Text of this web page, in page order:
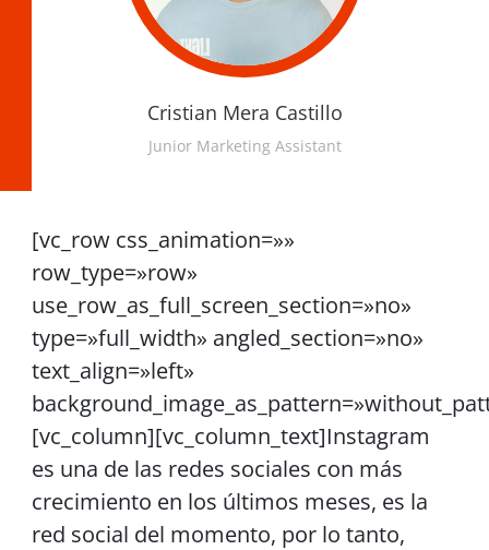
Cristian Mera Castillo
Junior Marketing Assistant
[vc_row css_animation=»»
row_type=»row»
use_row_as_full_screen_section=»no»
type=»full_width» angled_section=»no»
text_align=»left»
[vc_column][vc_column_text]Instagram
es una de las redes sociales con más
crecimiento en los últimos meses, es la
red social del momento, por lo tanto,